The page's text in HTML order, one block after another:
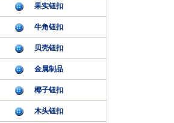
果实钮扣
牛角钮扣
贝壳钮扣
金属制品
椰子钮扣
木头钮扣